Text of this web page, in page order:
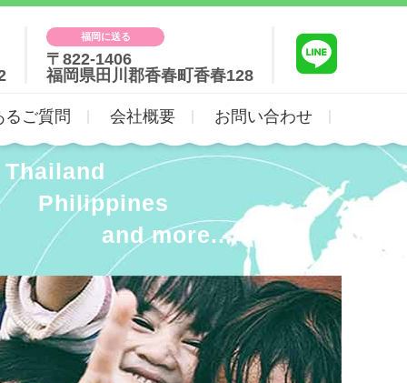
福岡に送る
〒822-1406
福岡県田川郡香春町香春128
るご質問 会社概要 お問い合わせ
Thailand
Philippines
and more...